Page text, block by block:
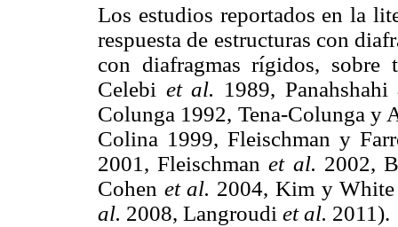
Los estudios reportados en la
respuesta de estructuras con
con diafragmas rígidos, sobre
Celebi et al. 1989, Panahshahi
Colunga 1992, Tena-Colunga y
Colina 1999, Fleischman y
2001, Fleischmanet al. 2002,
Cohen et al. 2004, Kim y
al. 2008, Langroudi et al. 2011).